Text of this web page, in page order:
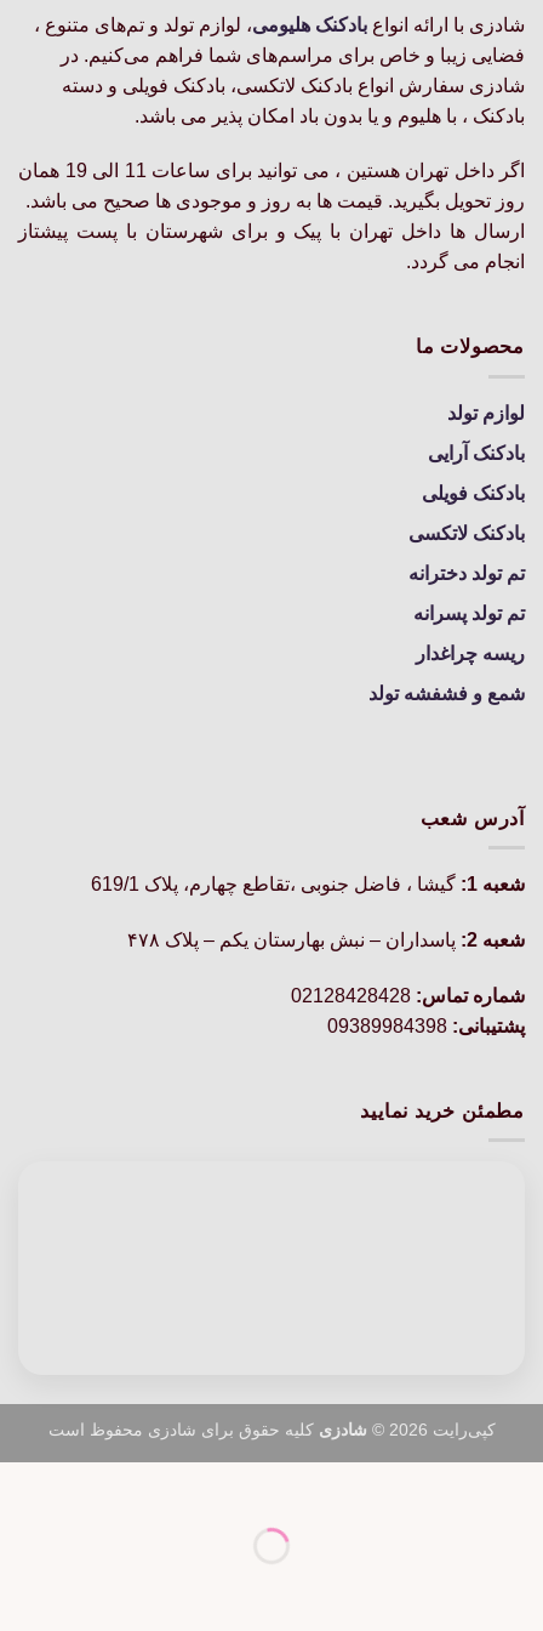
گزینه
ها
ممکن
است
در
محصول
انتخاب
گزینه
ممکن
است
در
محصول
انتخاب
شوند
شادزی با ارائه انواع بادکنک‌ هلیومی، لوازم تولد و تم‌های متنوع ،
فضایی زیبا و خاص برای مراسم‌های شما فراهم می‌کنیم. در
شادزی سفارش انواع بادکنک لاتکسی، بادکنک فویلی و دسته
بادکنک ، با هلیوم و یا بدون باد امکان پذیر می باشد.
اگر داخل تهران هستین ، می توانید برای ساعات 11 الی 19 همان
روز تحویل بگیرید. قیمت ها به روز و موجودی ها صحیح می باشد.
ارسال ها داخل تهران با پیک و برای شهرستان با پست پیشتاز
انجام می گردد.
محصولات ما
لوازم تولد
بادکنک آرایی
بادکنک فویلی
بادکنک لاتکسی
تم تولد دخترانه
تم تولد پسرانه
ریسه چراغدار
شمع و فشفشه تولد
آدرس شعب
شعبه 1: گيشا ، فاضل جنوبی ،تقاطع چهارم، پلاک 619/1
شعبه 2: پاسداران – نبش بهارستان یکم – پلاک ۴۷۸
شماره تماس:
پشتیبانی:
مطمئن خرید نمایید
کپی‌رایت 2026 © شادزی کلیه حقوق برای شادزی محفوظ است